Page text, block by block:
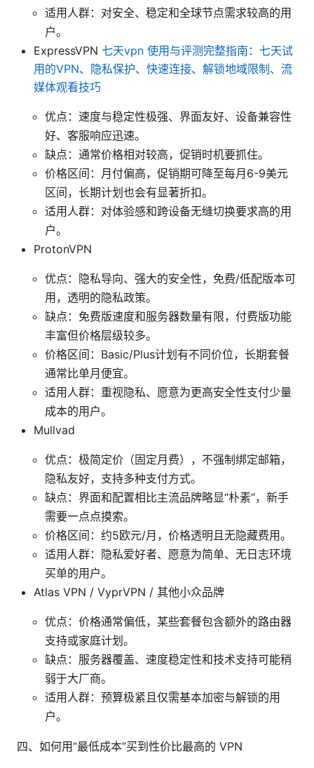
适用人群：对安全、稳定和全球节点需求较高的用
户。
ExpressVPN 七天vpn 使用与评测完整指南：七天试
用的VPN、隐私保护、快速连接、解锁地域限制、流
媒体观看技巧
优点：速度与稳定性极强、界面友好、设备兼容性
好、客服响应迅速。
缺点：通常价格相对较高，促销时机要抓住。
价格区间：月付偏高，促销期可降至每月6-9美元
区间，长期计划也会有显著折扣。
适用人群：对体验感和跨设备无缝切换要求高的用
户。
ProtonVPN
优点：隐私导向、强大的安全性，免费/低配版本可
用，透明的隐私政策。
缺点：免费版速度和服务器数量有限，付费版功能
丰富但价格层级较多。
价格区间：Basic/Plus计划有不同价位，长期套餐
通常比单月便宜。
适用人群：重视隐私、愿意为更高安全性支付少量
成本的用户。
Mullvad
优点：极简定价（固定月费），不强制绑定邮箱，
隐私友好，支持多种支付方式。
缺点：界面和配置相比主流品牌略显“朴素”，新手
需要一点点摸索。
价格区间：约5欧元/月，价格透明且无隐藏费用。
适用人群：隐私爱好者、愿意为简单、无日志环境
买单的用户。
Atlas VPN / VyprVPN / 其他小众品牌
优点：价格通常偏低，某些套餐包含额外的路由器
支持或家庭计划。
缺点：服务器覆盖、速度稳定性和技术支持可能稍
弱于大厂商。
适用人群：预算极紧且仅需基本加密与解锁的用
户。
四、如何用“最低成本”买到性价比最高的 VPN